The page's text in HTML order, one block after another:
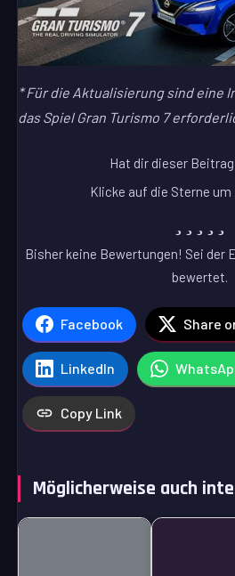
* Für die Aktualisierung sind eine
das Spiel Gran Turismo 7
Hat dir dieser
Klicke auf die Sterne
Bisher keine Bewertungen! Sei der
bewertet.
Facebook Share
LinkedIn
Copy Link
Möglicherweise auch